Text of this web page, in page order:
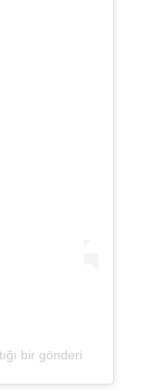
bir gönderi